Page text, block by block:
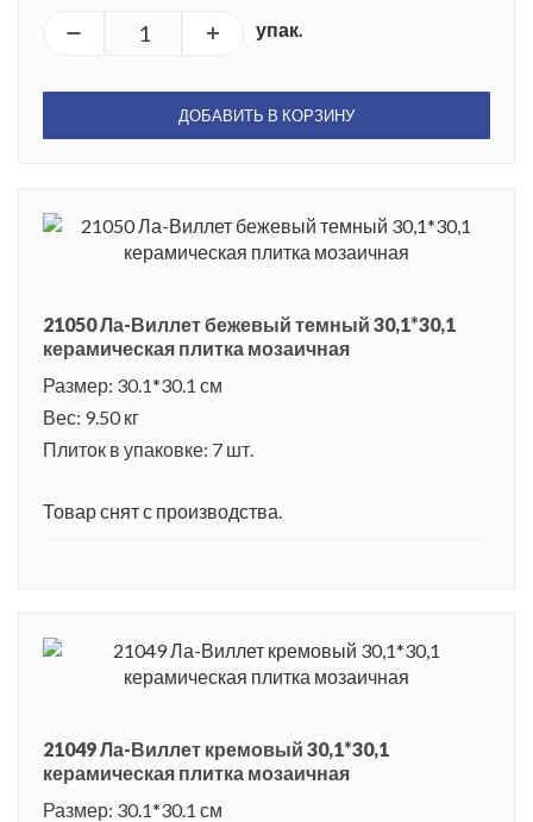
упак.
ДОБАВИТЬ В КОРЗИНУ
21050 Ла-Виллет бежевый темный 30,1*30,1
керамическая плитка мозаичная
Размер: 30.1*30.1 см
Вес: 9.50 кг
Плиток в упаковке: 7 шт.
Товар снят с производства.
21049 Ла-Виллет кремовый 30,1*30,1
керамическая плитка мозаичная
Размер: 30.1*30.1 см